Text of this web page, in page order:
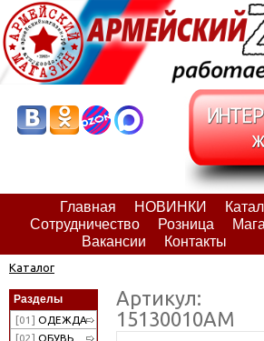
Главная НОВИНКИ
Сотрудничество
Розница
Вакансии
Контакты
Каталог
Разделы
[01] ОДЕЖДА
[02] ОБУВЬ
Артикул:
15130010АМ